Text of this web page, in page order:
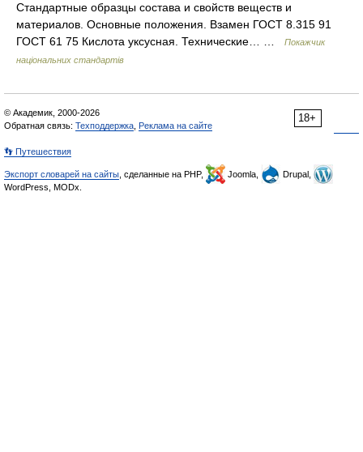
Стандартные образцы состава и свойств веществ и
материалов. Основные положения. Взамен ГОСТ 8.315 91
ГОСТ 61 75 Кислота уксусная. Технические… …
Покажчик
національних стандартів
18+
© Академик, 2000-2026
Обратная связь: Техподдержка Реклама на сайте
👣 Путешествия
Экспорт словарей на сайты , сделанные на PHP, Joomla,
Drupal,
WordPress, MODx.